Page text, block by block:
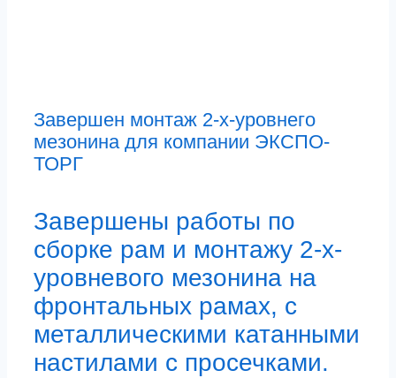
Завершен монтаж 2-х-уровнего
мезонина для компании ЭКСПО-
ТОРГ
Завершены работы по
сборке рам и монтажу 2-х-
уровневого мезонина на
фронтальных рамах, с
металлическими катанными
настилами с просечками.